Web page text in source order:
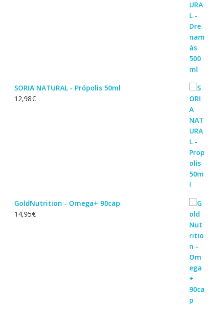
SORIA NATURAL - Própolis 50ml
12,98€
GoldNutrition - Omega+ 90cap
14,95€